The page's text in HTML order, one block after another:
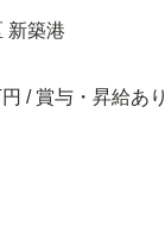
新築港
/ 賞与・昇給あり